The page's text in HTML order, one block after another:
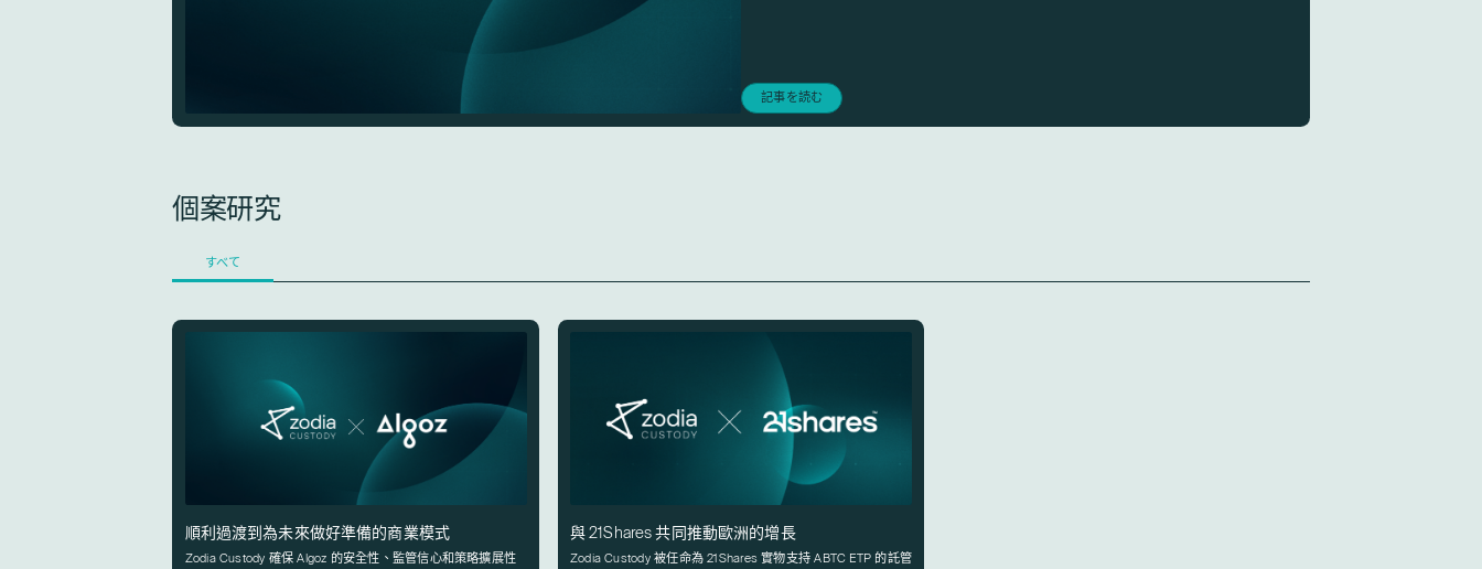
記事を読む
個案研究
すべて
順利過渡到為未來做好準備的商業模式
Zodia Custody 確保 Algoz 的安全性、監管信心和策略擴展性
與 21Shares 共同推動歐洲的增長
Zodia Custody 被任命為 21Shares 實物支持 ABTC ETP 的託管